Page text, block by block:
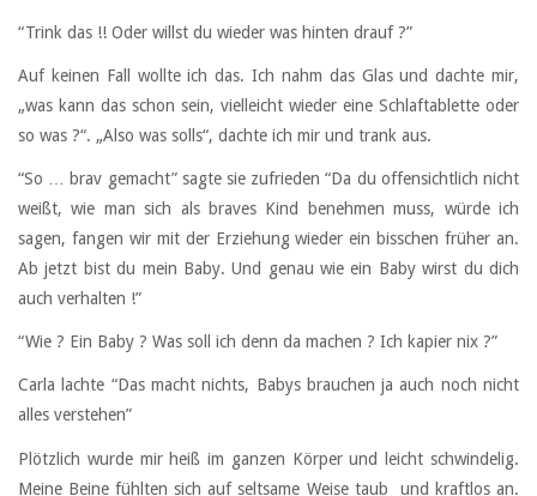
“Trink das !! Oder willst du wieder was hinten drauf ?”
Auf keinen Fall wollte ich das. Ich nahm das Glas und dachte mir,
„was kann das schon sein, vielleicht wieder eine Schlaftablette oder
so was ?“. „Also was solls“, dachte ich mir und trank aus.
“So … brav gemacht” sagte sie zufrieden “Da du offensichtlich nicht
weißt, wie man sich als braves Kind benehmen muss, würde ich
sagen, fangen wir mit der Erziehung wieder ein bisschen früher an.
Ab jetzt bist du mein Baby. Und genau wie ein Baby wirst du dich
auch verhalten !”
“Wie ? Ein Baby ? Was soll ich denn da machen ? Ich kapier nix ?”
Carla lachte “Das macht nichts, Babys brauchen ja auch noch nicht
alles verstehen”
Plötzlich wurde mir heiß im ganzen Körper und leicht schwindelig.
Meine Beine fühlten sich auf seltsame Weise taub und kraftlos an.